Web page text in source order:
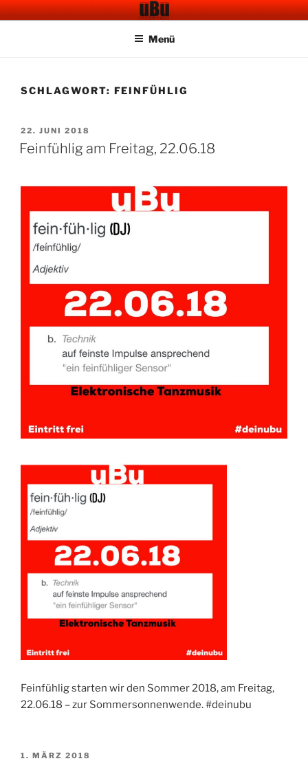
Zum
InhaltUBU CAFE BAR
Menü
SCHLAGWORT: FEINFÜHLIG
VERÖFFENTLICHT
AM
22. JUNI 2018
Feinfühlig am Freitag, 22.06.18
Feinfühlig starten wir den Sommer 2018, am Freitag,
22.06.18 – zur Sommersonnenwende. #deinubu
VERÖFFENTLICHT
1. MÄRZ 2018